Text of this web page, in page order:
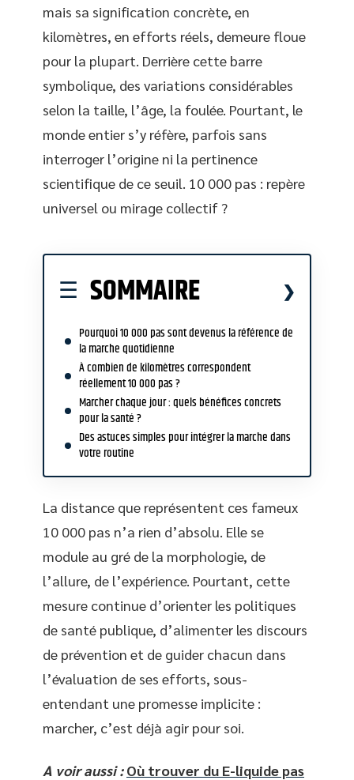
mais sa signification concrète, en
kilomètres, en efforts réels, demeure floue
pour la plupart. Derrière cette barre
symbolique, des variations considérables
selon la taille, l’âge, la foulée. Pourtant, le
monde entier s’y réfère, parfois sans
interroger l’origine ni la pertinence
scientifique de ce seuil. 10 000 pas : repère
universel ou mirage collectif ?
SOMMAIRE
Pourquoi 10 000 pas sont devenus la référence de
la marche quotidienne
À combien de kilomètres correspondent
réellement 10 000 pas ?
Marcher chaque jour : quels bénéfices concrets
pour la santé ?
Des astuces simples pour intégrer la marche dans
votre routine
La distance que représentent ces fameux
10 000 pas n’a rien d’absolu. Elle se
module au gré de la morphologie, de
l’allure, de l’expérience. Pourtant, cette
mesure continue d’orienter les politiques
de santé publique, d’alimenter les discours
de prévention et de guider chacun dans
l’évaluation de ses efforts, sous-
entendant une promesse implicite :
marcher, c’est déjà agir pour soi.
A voir aussi : Où trouver du E-liquide pas